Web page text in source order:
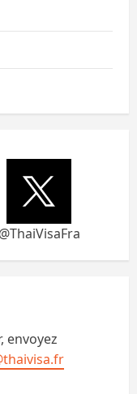
@ThaiVisaFra
envoyez